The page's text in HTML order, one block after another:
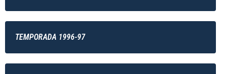
TEMPORADA 1996-97